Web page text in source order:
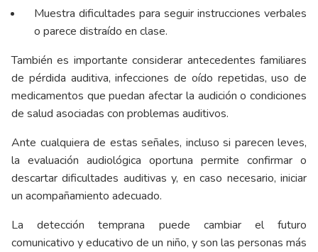
Muestra dificultades para seguir instrucciones verbales
o parece distraído en clase.
También es importante considerar antecedentes familiares
de pérdida auditiva, infecciones de oído repetidas, uso de
medicamentos que puedan afectar la audición o condiciones
de salud asociadas con problemas auditivos.
Ante cualquiera de estas señales, incluso si parecen leves,
la evaluación audiológica oportuna permite confirmar o
descartar dificultades auditivas y, en caso necesario, iniciar
un acompañamiento adecuado.
La detección temprana puede cambiar el futuro
comunicativo y educativo de un niño, y son las personas más